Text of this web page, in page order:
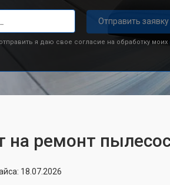
Отправить заявку
я даю свое согласие на обработку моих
на ремонт
18.07.2026